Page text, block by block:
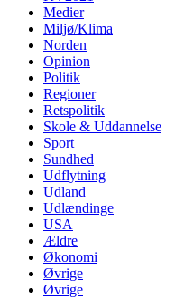
Medier
Miljø/Klima
Norden
Opinion
Politik
Regioner
Retspolitik
Skole & Uddannelse
Sport
Sundhed
Udflytning
Udland
Udlændinge
USA
Ældre
Økonomi
Øvrige
Øvrige